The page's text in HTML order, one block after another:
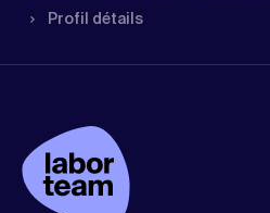
Profil détails